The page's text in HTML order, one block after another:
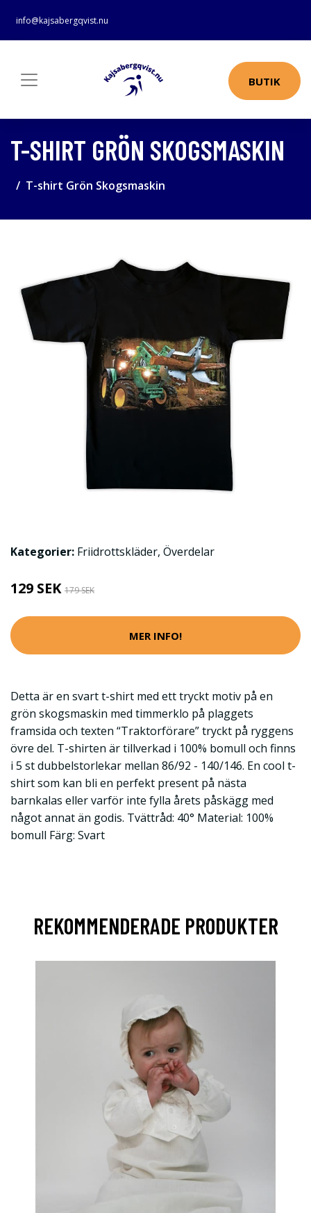
info@kajsabergqvist.nu
BUTIK
T-SHIRT GRÖN SKOGSMASKIN
T-shirt Grön Skogsmaskin
Kategorier: Friidrottskläder, Överdelar
129 SEK 179 SEK
MER INFO!
Detta är en svart t-shirt med ett tryckt motiv på en
grön skogsmaskin med timmerklo på plaggets
framsida och texten “Traktorförare” tryckt på ryggens
övre del. T-shirten är tillverkad i 100% bomull och finns
i 5 st dubbelstorlekar mellan 86/92 - 140/146. En cool t-
shirt som kan bli en perfekt present på nästa
barnkalas eller varför inte fylla årets påskägg med
något annat än godis. Tvättråd: 40° Material: 100%
bomull Färg: Svart
REKOMMENDERADE PRODUKTER